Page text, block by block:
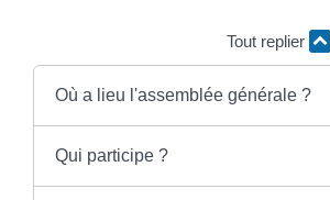
Tout replier
Où a lieu l'assemblée générale ?
Qui participe ?